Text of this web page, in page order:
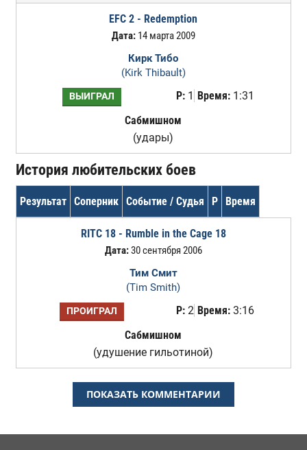
EFC 2 - Redemption
Дата:14 марта 2009
Кирк Тибо
(Kirk Thibault)
ВЫИГРАЛ Р:1 Время:1:31
Сабмишном
(удары)
История любительских боев
Результат Соперник Событие / Судья Р Время
RITC 18 - Rumble in the Cage 18
Дата:30 сентября 2006
Тим Смит
(Tim Smith)
ПРОИГРАЛ Р:2 Время:3:16
Сабмишном
(удушение гильотиной)
ПОКАЗАТЬ КОММЕНТАРИИ